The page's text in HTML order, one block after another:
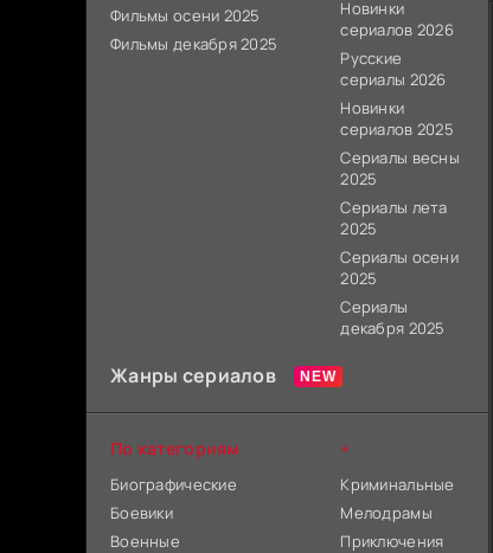
Фильмы осени 2025
Фильмы декабря 2025
Новинки
сериалов 2026
Русские
сериалы 2026
Новинки
сериалов 2025
Сериалы весны
2025
Сериалы лета
2025
Сериалы осени
2025
Сериалы
декабря 2025
Жанры сериалов
По категориям
Биографические
Боевики
Военные
+
Криминальные
Мелодрамы
Приключения